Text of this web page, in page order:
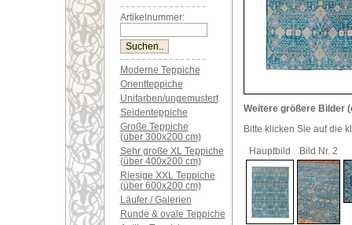
Artikelnummer:
Moderne Teppiche
Orientteppiche
Unifarben/ungemustert
Seidenteppiche
Große Teppiche
(über 300x200 cm)
Sehr große XL Teppiche
(über 400x200 cm)
Riesige XXL Teppiche
(über 600x200 cm)
Läufer / Galerien
Runde & ovale Teppiche
Weitere größere Bilder
Bitte klicken Sie auf die
Hauptbild
Bild Nr. 2